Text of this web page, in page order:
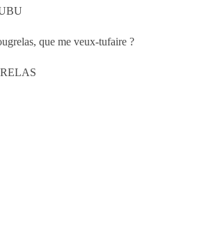
que me veux-tufaire ?